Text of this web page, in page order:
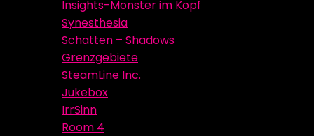
Insights-Monster im Kopf
Synesthesia
Schatten – Shadows
Grenzgebiete
SteamLine Inc.
Jukebox
IrrSinn
Room 4